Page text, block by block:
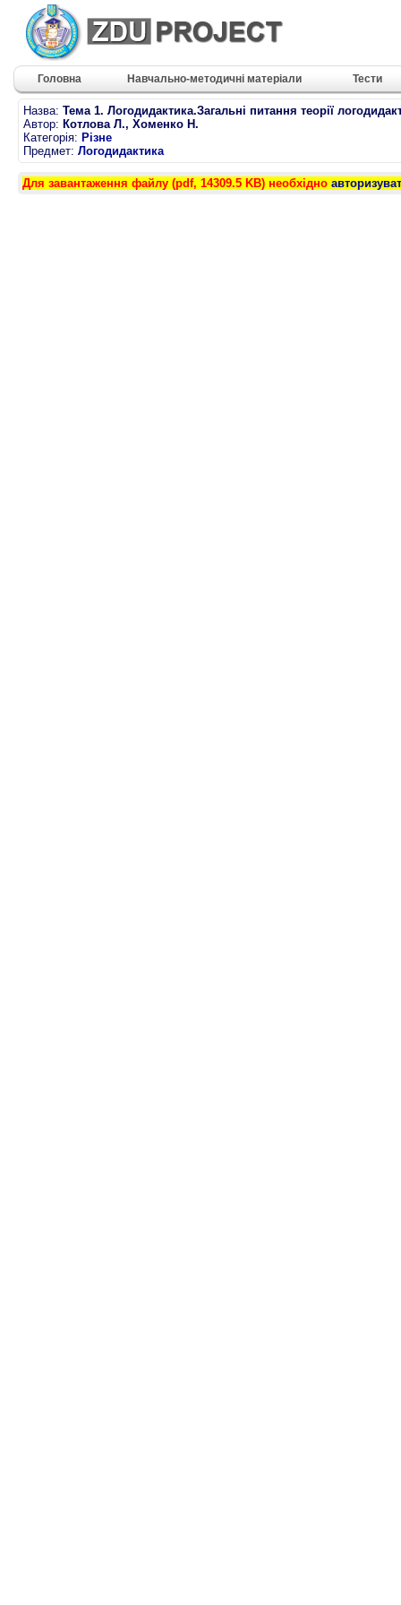
Головна Навчально-методичні матеріали Тести
Назва: Тема 1. Логодидактика.Загальні питання теорії
Автор: Котлова Л., Хоменко Н.
Категорія: Різне
Предмет: Логодидактика
Для завантаження файлу (pdf, 14309.5 KB) необхідно